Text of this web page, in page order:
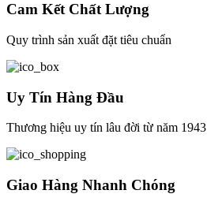
Cam Kết Chất Lượng
Quy trình sản xuất đặt tiêu chuẩn
Uy Tín Hàng Đầu
Thương hiệu uy tín lâu đời từ năm 1943
Giao Hàng Nhanh Chóng